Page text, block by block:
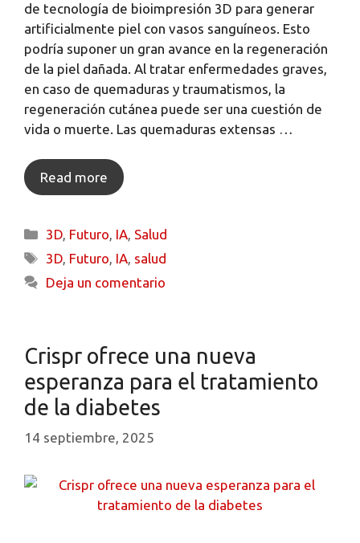
de tecnología de bioimpresión 3D para generar
artificialmente piel con vasos sanguíneos. Esto
podría suponer un gran avance en la regeneración
de la piel dañada. Al tratar enfermedades graves,
en caso de quemaduras y traumatismos, la
regeneración cutánea puede ser una cuestión de
vida o muerte. Las quemaduras extensas …
Read more
3D, Futuro, IA, Salud
3D, Futuro, IA, salud
Deja un comentario
Crispr ofrece una nueva
esperanza para el tratamiento
de la diabetes
14 septiembre, 2025